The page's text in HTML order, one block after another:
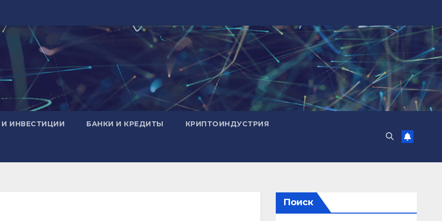
И ИНВЕСТИЦИИ БАНКИ И КРЕДИТЫ КРИПТОИНДУСТРИЯ
Поиск